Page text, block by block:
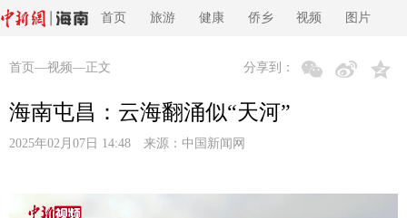
首页 旅游 健康 侨乡 视频 图片
首页 —视频—正文 分享到：
海南屯昌：云海翻涌似“天河”
2025年02月07日 14:48 来源： 中国新闻网